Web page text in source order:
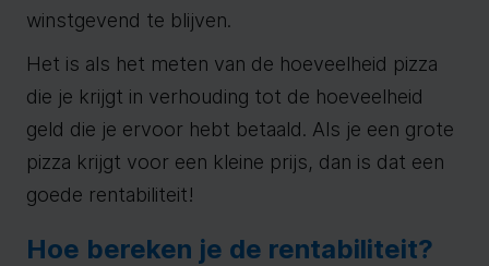
winstgevend te blijven.
Het is als het meten van de hoeveelheid pizza
die je krijgt in verhouding tot de hoeveelheid
geld die je ervoor hebt betaald. Als je een grote
pizza krijgt voor een kleine prijs, dan is dat een
goede rentabiliteit!
Hoe bereken je de rentabiliteit?